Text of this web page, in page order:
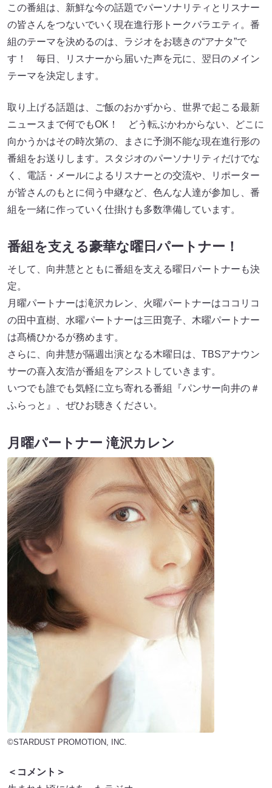
この番組は、新鮮な今の話題でパーソナリティとリスナー
の皆さんをつないでいく現在進行形トークバラエティ。番
組のテーマを決めるのは、ラジオをお聴きの“アナタ”で
す！ 毎日、リスナーから届いた声を元に、翌日のメイン
テーマを決定します。
取り上げる話題は、ご飯のおかずから、世界で起こる最新
ニュースまで何でもOK！ どう転ぶかわからない、どこに
向かうかはその時次第の、まさに予測不能な現在進行形の
番組をお送りします。スタジオのパーソナリティだけでな
く、電話・メールによるリスナーとの交流や、リポーター
が皆さんのもとに伺う中継など、色んな人達が参加し、番
組を一緒に作っていく仕掛けも多数準備しています。
番組を支える豪華な曜日パートナー！
そして、向井慧とともに番組を支える曜日パートナーも決
定。
月曜パートナーは滝沢カレン、火曜パートナーはココリコ
の田中直樹、水曜パートナーは三田寛子、木曜パートナー
は髙橋ひかるが務めます。
さらに、向井慧が隔週出演となる木曜日は、TBSアナウン
サーの喜入友浩が番組をアシストしていきます。
いつでも誰でも気軽に立ち寄れる番組『パンサー向井の＃
ふらっと』、ぜひお聴きください。
月曜パートナー 滝沢カレン
©STARDUST PROMOTION, INC.
＜コメント＞